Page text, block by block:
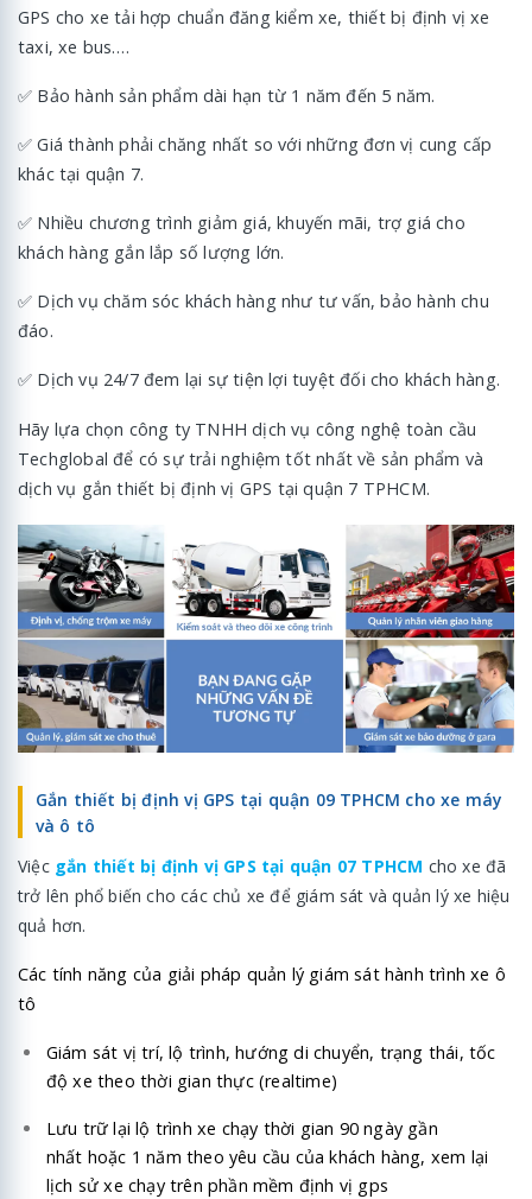
GPS cho xe tải hợp chuẩn đăng kiểm xe, thiết bị định vị xe
taxi, xe bus….
✅ Bảo hành sản phẩm dài hạn từ 1 năm đến 5 năm.
✅ Giá thành phải chăng nhất so với những đơn vị cung cấp
khác tại quận 7.
✅ Nhiều chương trình giảm giá, khuyến mãi, trợ giá cho
khách hàng gắn lắp số lượng lớn.
✅ Dịch vụ chăm sóc khách hàng như tư vấn, bảo hành chu
đáo.
✅ Dịch vụ 24/7 đem lại sự tiện lợi tuyệt đối cho khách hàng.
Hãy lựa chọn công ty TNHH dịch vụ công nghệ toàn cầu
Techglobal để có sự trải nghiệm tốt nhất về sản phẩm và
dịch vụ gắn thiết bị định vị GPS tại quận 7 TPHCM.
Gắn thiết bị định vị GPS tại quận 09 TPHCM cho xe máy
và ô tô
Việc gắn thiết bị định vị GPS tại quận 07 TPHCM cho xe đã
trở lên phổ biến cho các chủ xe để giám sát và quản lý xe hiệu
quả hơn.
Các tính năng của giải pháp quản lý giám sát hành trình xe ô
tô
Giám sát vị trí, lộ trình, hướng di chuyển, trạng thái, tốc
độ xe theo thời gian thực (realtime)
Lưu trữ lại lộ trình xe chạy thời gian 90 ngày gần
nhất hoặc 1 năm theo yêu cầu của khách hàng, xem lại
lịch sử xe chạy trên phần mềm định vị gps